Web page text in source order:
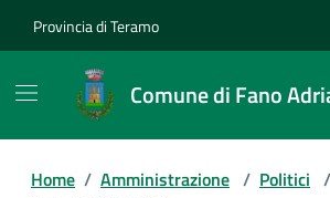
Provincia di Teramo
Comune di Fano
Home / Amministrazione / Politici /